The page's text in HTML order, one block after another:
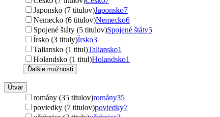
Japonsko (7 titulov)Japonsko7
Nemecko (6 titulov)Nemecko6
Spojené štáty (5 titulov)Spojené štáty5
Írsko (3 tituly)Írsko3
Taliansko (1 titul)Taliansko1
Holandsko (1 titul)Holandsko1
Ďalšie možnosti
Útvar
romány (35 titulov)romány35
poviedky (7 titulov)poviedky7